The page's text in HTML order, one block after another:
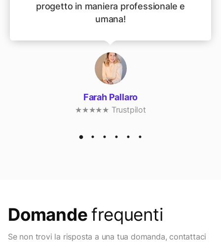
progetto in maniera professionale e
umana!
Farah Pallaro
★★★★★ Trustpilot
Domandefrequenti
Se non trovi la risposta a una tua domanda, contattaci